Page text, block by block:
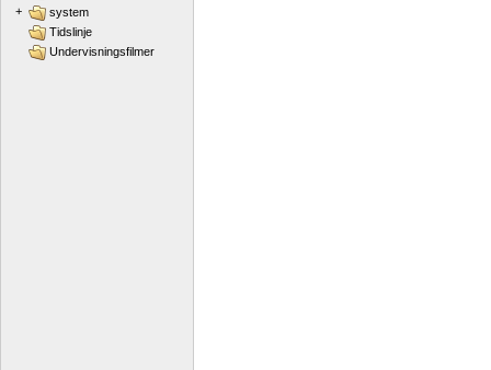
+
system
Tidslinje
Undervisningsfilmer